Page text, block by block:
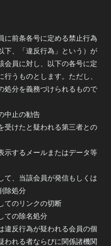
に前条各号に定める禁止行為
下、「違反行為」という）が
会員に対し、以下の各号に定
うものとします。ただし、
処分を義務づけられるもので
中止の勧告
受けたと疑われる第三者との
示するメールまたはデータ等
て、当該会員が発信もしくは
除処分
てのリンクの切断
ての除名処分
違反行為が疑われる会員の個
われる者ならびに関係諸機関